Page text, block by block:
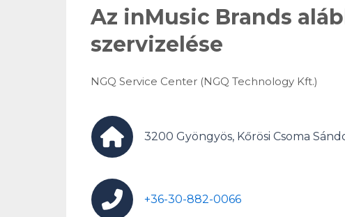
Az inMusic Brands
szervizelése
NGQ Service Center (NGQ Technology Kft.)
3200 Gyöngyös, Kőrösi Csoma
+36-30-882-0066